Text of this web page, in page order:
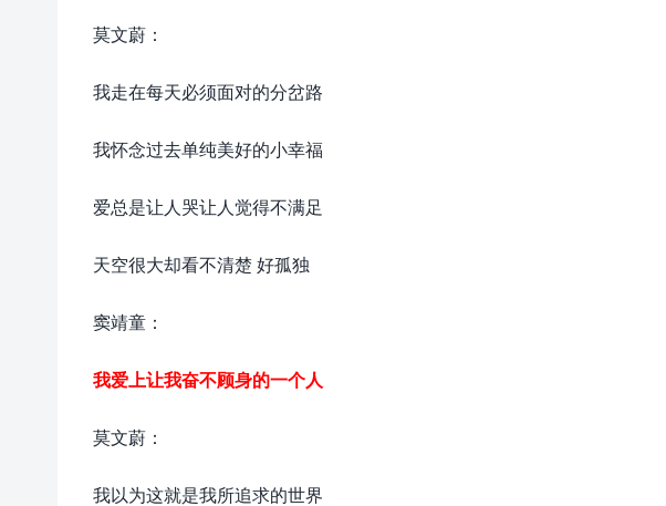
莫文蔚：
我走在每天必须面对的分岔路
我怀念过去单纯美好的小幸福
爱总是让人哭让人觉得不满足
天空很大却看不清楚 好孤独
窦靖童：
我爱上让我奋不顾身的一个人
莫文蔚：
我以为这就是我所追求的世界